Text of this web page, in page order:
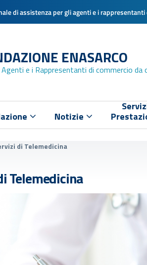
di assistenza per gli agenti e i
ENASARCO
Agenti e i Rappresentanti di commercio da
Notizie
di Telemedicina
Telemedicina